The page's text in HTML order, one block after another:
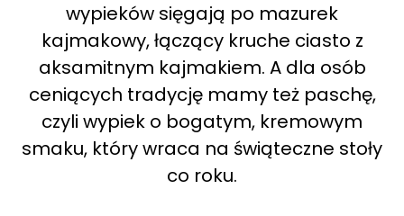
wypieków sięgają po mazurek
kajmakowy, łączący kruche ciasto z
aksamitnym kajmakiem. A dla osób
ceniących tradycję mamy też paschę,
czyli wypiek o bogatym, kremowym
smaku, który wraca na świąteczne stoły
co roku.